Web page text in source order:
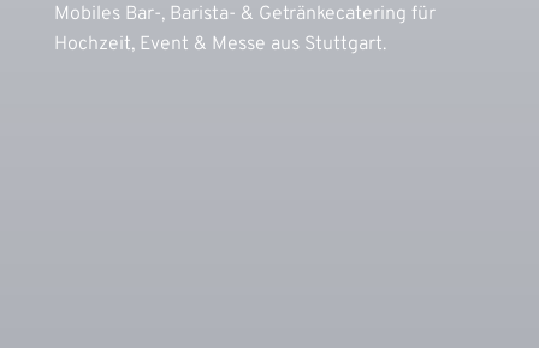
Mobiles Bar-, Barista- & Getränkecatering für
Hochzeit, Event & Messe aus Stuttgart.